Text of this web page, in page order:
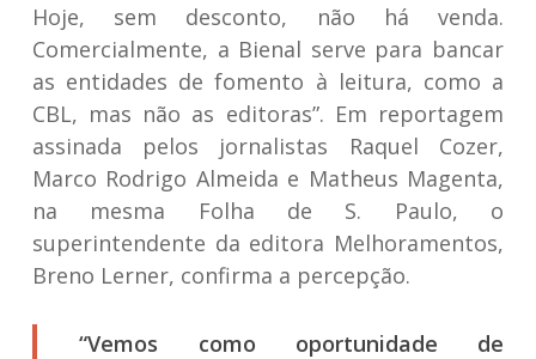
Hoje, sem desconto, não há venda.
Comercialmente, a Bienal serve para bancar
as entidades de fomento à leitura, como a
CBL, mas não as editoras”. Em reportagem
assinada pelos jornalistas Raquel Cozer,
Marco Rodrigo Almeida e Matheus Magenta,
na mesma Folha de S. Paulo, o
superintendente da editora Melhoramentos,
Breno Lerner, confirma a percepção.
“Vemos como oportunidade de